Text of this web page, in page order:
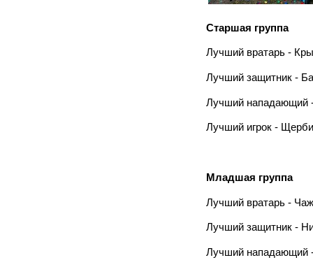
Старшая группа
Лучший вратарь -
Лучший защитник -
Лучший нападающий
Лучший игрок -
Младшая группа
Лучший вратарь -
Лучший защитник -
Лучший нападающий